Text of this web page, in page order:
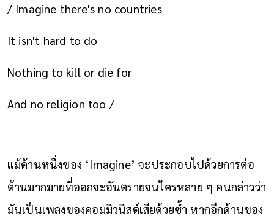
/ Imagine there's no countries
It isn't hard to do
Nothing to kill or die for
And no religion too /
แม้ด้านหนึ่งของ ‘Imagine’ จะประกอบไปด้วยการต่อ
ต้านมากมายที่ออกจะอันตรายจนใครหลาย ๆ คนกล่าวว่า
มันเป็นเพลงของคอมมิวนิสต์เสียด้วยซ้ำ หากอีกด้านของ